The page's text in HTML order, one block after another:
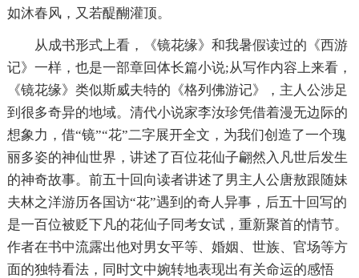
如沐春风，又若醍醐灌顶。
从成书形式上看，《镜花缘》和我暑假读过的《西游
记》一样，也是一部章回体长篇小说;从写作内容上来看，
《镜花缘》类似斯威夫特的《格列佛游记》，主人公涉足
到很多奇异的地域。清代小说家李汝珍凭借着漫无边际的
想象力，借“镜”“花”二字展开全文，为我们创造了一个瑰
丽多姿的神仙世界，讲述了百位花仙子翩然入凡世后发生
的神奇故事。前五十回向读者讲述了男主人公唐敖跟随妹
夫林之洋游历各国访“花”遇到的奇人异事，后五十回写的
是一百位被贬下凡的花仙子同考女试，重新聚首的情节。
作者在书中流露出他对男女平等、婚姻、世族、官场等方
面的独特看法，同时文中婉转地表现出有关命运的感悟